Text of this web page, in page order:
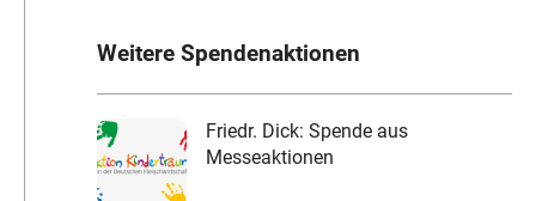
Weitere Spendenaktionen
Friedr. Dick: Spende aus
Messeaktionen